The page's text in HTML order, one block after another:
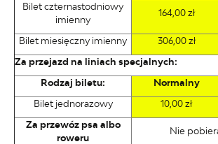
Bilet czternastodniowy
imienny
164,00 zł
Bilet miesięczny imienny 306,00 zł
Za przejazd na liniach specjalnych:
Rodzaj biletu:
Normalny
Bilet jednorazowy
10,00 zł
Za przewóz psa albo
roweru
Nie